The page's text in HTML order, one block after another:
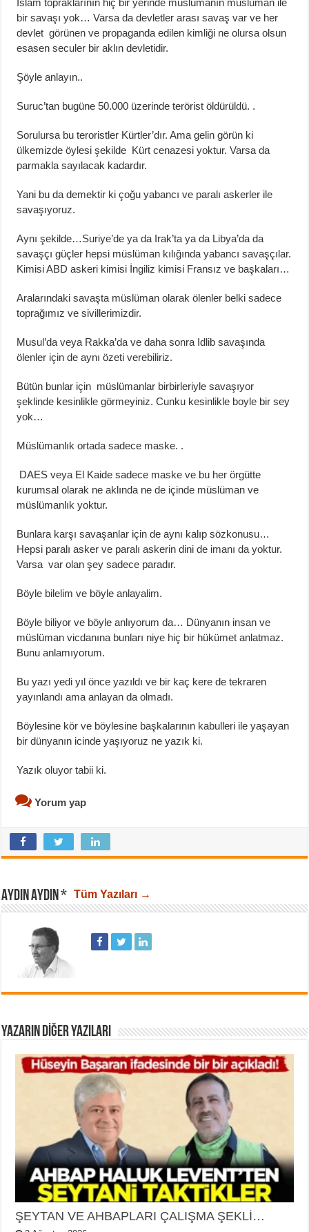
bir savaşı yok… Varsa da devletler arası savaş var ve her
devlet görünen ve propaganda edilen kimliği ne olursa olsun
esasen seculer bir aklın devletidir.
Şöyle anlayın..
Suruc’tan bugüne 50.000 üzerinde terörist öldürüldü. .
Sorulursa bu teroristler Kürtler’dır. Ama gelin görün ki
ülkemizde öylesi şekilde Kürt cenazesi yoktur. Varsa da
parmakla sayılacak kadardır.
Yani bu da demektir ki çoğu yabancı ve paralı askerler ile
savaşıyoruz.
Aynı şekilde…Suriye’de ya da Irak’ta ya da Libya’da da
savaşçı güçler hepsi müslüman kılığında yabancı savaşçılar.
Kimisi ABD askeri kimisi İngiliz kimisi Fransız ve başkaları…
Aralarındaki savaşta müslüman olarak ölenler belki sadece
toprağımız ve sivillerimizdir.
Musul’da veya Rakka’da ve daha sonra Idlib savaşında
ölenler için de aynı özeti verebiliriz.
Bütün bunlar için müslümanlar birbirleriyle savaşıyor
şeklinde kesinlikle görmeyiniz. Cunku kesinlikle boyle bir sey
yok…
Müslümanlık ortada sadece maske. .
DAES veya El Kaide sadece maske ve bu her örgütte
kurumsal olarak ne aklında ne de içinde müslüman ve
müslümanlık yoktur.
Bunlara karşı savaşanlar için de aynı kalıp sözkonusu…
Hepsi paralı asker ve paralı askerin dini de imanı da yoktur.
Varsa var olan şey sadece paradır.
Böyle bilelim ve böyle anlayalim.
Böyle biliyor ve böyle anlıyorum da… Dünyanın insan ve
müslüman vicdanına bunları niye hiç bir hükümet anlatmaz.
Bunu anlamıyorum.
Bu yazı yedi yıl önce yazıldı ve bir kaç kere de tekraren
yayınlandı ama anlayan da olmadı.
Böylesine kör ve böylesine başkalarının kabulleri ile yaşayan
bir dünyanın icinde yaşıyoruz ne yazık ki.
Yazık oluyor tabii ki.
Yorum yap
AYDIN AYDIN * Tüm Yazıları →
YAZARIN DIĞER YAZILARI
ŞEYTAN VE AHBAPLARI ÇALIŞMA ŞEKLİ…